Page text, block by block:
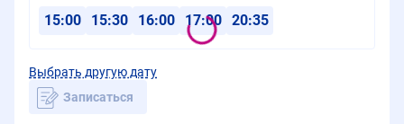
15:00 15:30 16:00 17:00 20:35
Выбрать другую дату
Записаться